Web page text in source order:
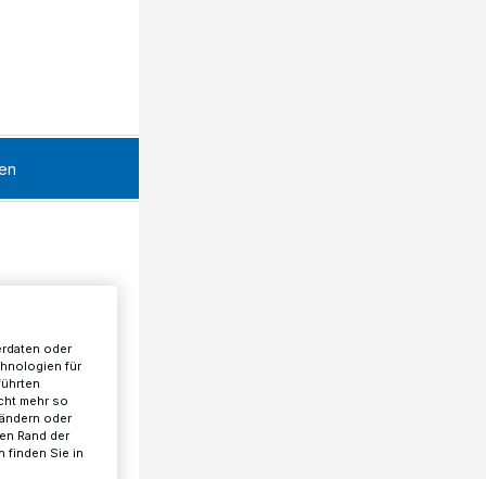
oder
für
mehr so
oder
Rand der
finden Sie in